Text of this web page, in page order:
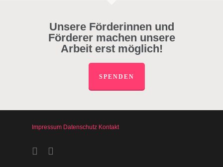
Unsere Förderinnen und
Förderer machen unsere
Arbeit erst möglich!
SPENDEN
Impressum Datenschutz Kontakt
facebookinstagram